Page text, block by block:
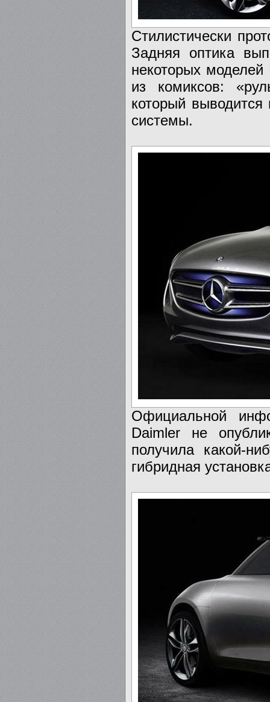
Стилистически
Задняя оптика
некоторых
из комиксов:
который
системы.
Официальной
Daimler не
получила какой-
гибридная